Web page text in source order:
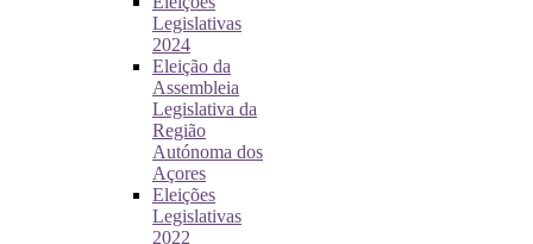
Legislativas
2024
Eleição da
Assembleia
Legislativa da
Região
Autónoma dos
Açores
Eleições
Legislativas
2022